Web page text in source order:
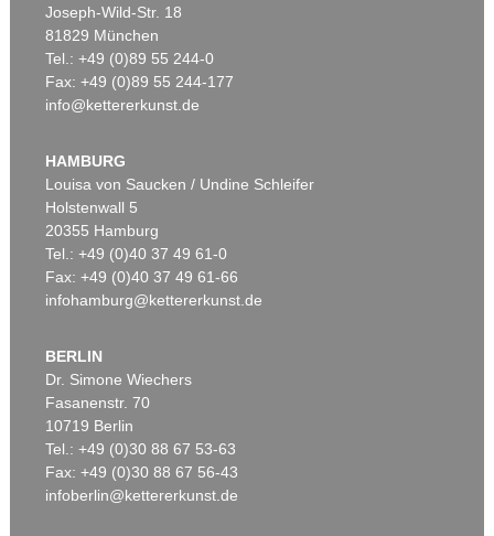
Joseph-Wild-Str. 18
81829 München
Tel.: +49 (0)89 55 244-0
Fax: +49 (0)89 55 244-177
info@kettererkunst.de
HAMBURG
Louisa von Saucken / Undine Schleifer
Holstenwall 5
20355 Hamburg
Tel.: +49 (0)40 37 49 61-0
Fax: +49 (0)40 37 49 61-66
infohamburg@kettererkunst.de
BERLIN
Dr. Simone Wiechers
Fasanenstr. 70
10719 Berlin
Tel.: +49 (0)30 88 67 53-63
Fax: +49 (0)30 88 67 56-43
infoberlin@kettererkunst.de